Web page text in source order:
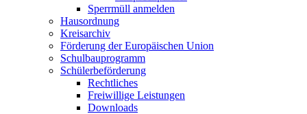
Sperrmüll anmelden
Hausordnung
Kreisarchiv
Förderung der Europäischen Union
Schulbauprogramm
Schülerbeförderung
Rechtliches
Freiwillige Leistungen
Downloads